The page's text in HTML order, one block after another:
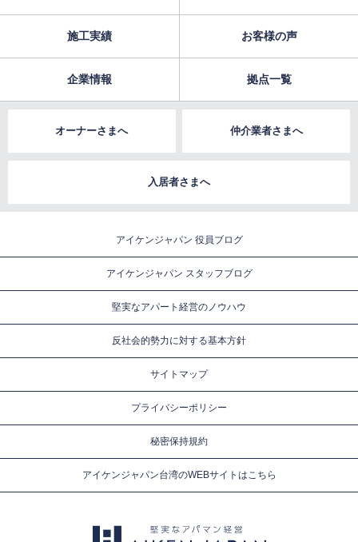
施工実績 お客様の声
企業情報 拠点一覧
オーナーさまへ 仲介業者さまへ
入居者さまへ
アイケンジャパン 役員ブログ
アイケンジャパン スタッフブログ
堅実なアパート経営のノウハウ
反社会的勢力に対する基本方針
サイトマップ
プライバシーポリシー
秘密保持規約
アイケンジャパン台湾のWEBサイトはこちら